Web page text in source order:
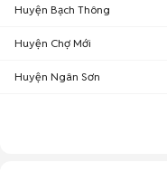
Huyện Bạch Thông
Huyện Chợ Mới
Huyện Ngân Sơn